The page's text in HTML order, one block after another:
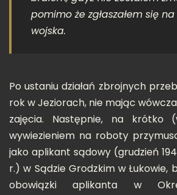
pomimo że zgłaszałem się
wojska.
Po ustaniu działań zbrojnych
rok w Jeziorach, nie mając
zajęcia. Następnie, na krótko
wywiezieniem na roboty
jako aplikant sądowy (grudzień
r.) w Sądzie Grodzkim w
obowiązki aplikanta w